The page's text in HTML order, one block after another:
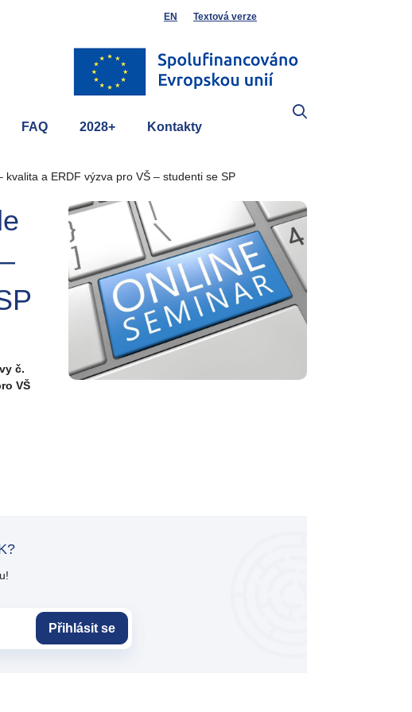
EN Textová verze
FAQ 2028+ Kontakty
a ERDF výzva pro VŠ – studenti se SP
č.
VŠ
Přihlásit se